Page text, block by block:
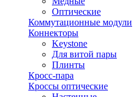
Оптические
Коммутационные модули
Коннекторы
Keystone
Для витой пары
Плинты
Кросс-пара
Кроссы оптические